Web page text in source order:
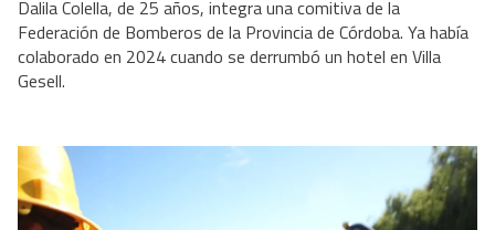
Dalila Colella, de 25 años, integra una comitiva de la
Federación de Bomberos de la Provincia de Córdoba. Ya había
colaborado en 2024 cuando se derrumbó un hotel en Villa
Gesell.